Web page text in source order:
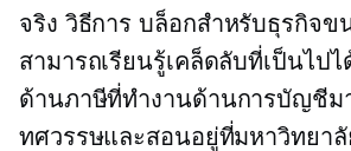
จริง วิธีการ บล็อกสำหรับธุรกิจข
สามารถเรียนรู้เคล็ดลับที่เป็นไป
ด้านภาษีที่ทำงานด้านการบัญชีม
ทศวรรษและสอนอยู่ที่มหาวิทยาลั